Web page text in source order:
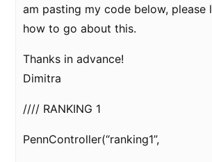
am pasting my code below, please
how to go about this.
Thanks in advance!
Dimitra
//// RANKING 1
PennController(“ranking1”,